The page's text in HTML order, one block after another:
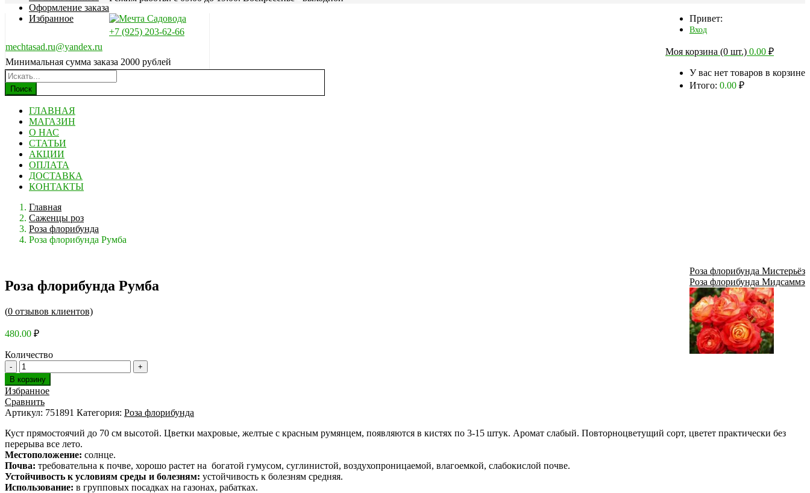
Оформление заказа
Избранное
Привет:
Вход
Моя корзина (0 шт.) 0.00 ₽
У вас нет товаров в корзине
Итого: 0.00 ₽
+7 (925) 203-62-66
mechtasad.ru@yandex.ru
Минимальная сумма заказа 2000 рублей
Поиск
ГЛАВНАЯ
МАГАЗИН
О НАС
СТАТЬИ
АКЦИИ
ОПЛАТА
ДОСТАВКА
КОНТАКТЫ
Главная
Саженцы роз
Роза флорибунда
Роза флорибунда Румба
Роза флорибунда Мистерьёз
Роза флорибунда Мидсаммэ
Роза флорибунда Румба
(0 отзывов клиентов)
480.00 ₽
Количество
В корзину
Избранное
Сравнить
Артикул: 751891 Категория: Роза флорибунда
Куст прямостоячий до 70 см высотой. Цветки махровые, желтые с красным румянцем, появляются в кистях по 3-15 штук. Аромат слабый. Повторноцветущий сорт, цветет практически без
перерыва все лето.
Местоположение: солнце.
Почва: требовательна к почве, хорошо растет на богатой гумусом, суглинистой, воздухопроницаемой, влагоемкой, слабокислой почве.
Устойчивость к условиям среды и болезням: устойчивость к болезням средняя.
Использование: в групповых посадках на газонах, рабатках.